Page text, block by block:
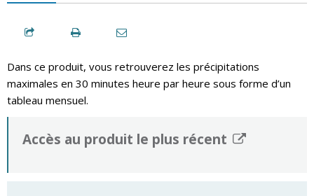
Dans ce produit, vous retrouverez les précipitations
maximales en 30 minutes heure par heure sous forme d’un
tableau mensuel.
Accès au produit le plus récent